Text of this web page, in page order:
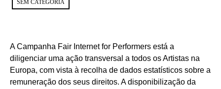
SEM CATEGORIA
A Campanha Fair Internet for Performers está a
diligenciar uma ação transversal a todos os Artistas na
Europa, com vista à recolha de dados estatísticos sobre a
remuneração dos seus direitos. A disponibilização da